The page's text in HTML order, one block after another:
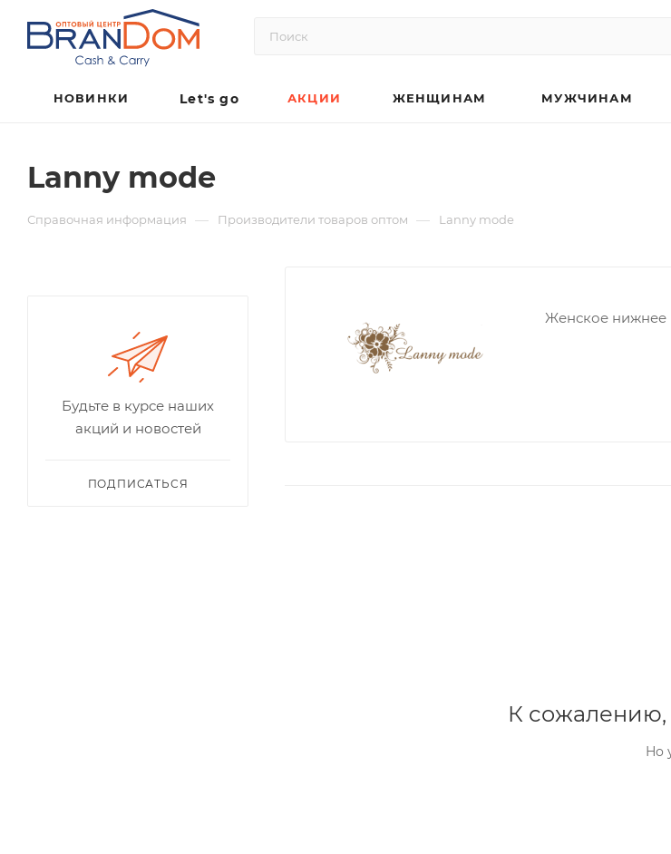
НОВИНКИ Let's go АКЦИИ ЖЕНЩИНАМ МУЖЧИНАМ
Lanny mode
Справочная информация — Производители товаров оптом — Lanny mode
Женское нижнее
К сожалению,
Но
Будьте в курсе наших
акций и новостей
ПОДПИСАТЬСЯ